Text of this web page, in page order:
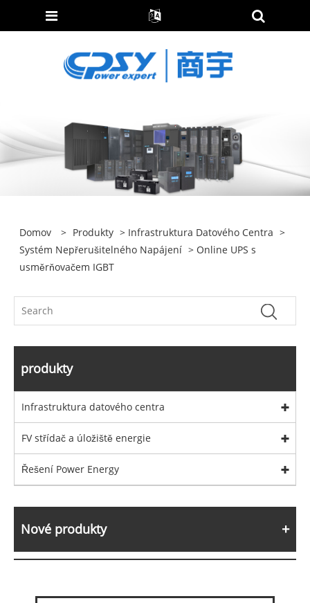
Domov > Produkty > Infrastruktura Datového Centra >
Systém Nepřerušitelného Napájení > Online UPS s
usměrňovačem IGBT
produkty
Infrastruktura datového centra
FV střídač a úložiště energie
Řešení Power Energy
Nové produkty